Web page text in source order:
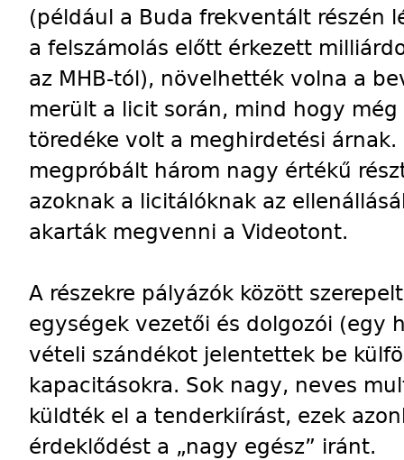
(például a Buda frekventált részén
a felszámolás előtt érkezett
az MHB-tól), növelhették volna a
merült a licit során, mind hogy
töredéke volt a meghirdetési
megpróbált három nagy értékű
azoknak a licitálóknak az
akarták megvenni a Videotont.
A részekre pályázók között
egységek vezetői és dolgozói (egy
vételi szándékot jelentettek be
kapacitásokra. Sok nagy, neves
küldték el a tenderkiírást, ezek
érdeklődést a „nagy egész” iránt.